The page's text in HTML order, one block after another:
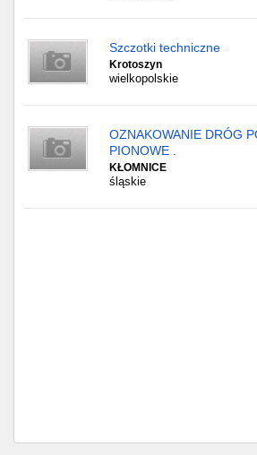
Szczotki techniczne
Krotoszyn
wielkopolskie
OZNAKOWANIE DRÓG
PIONOWE .
KŁOMNICE
śląskie